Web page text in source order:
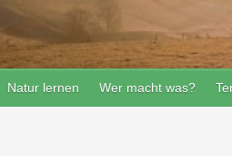
Natur lernen Wer macht was?